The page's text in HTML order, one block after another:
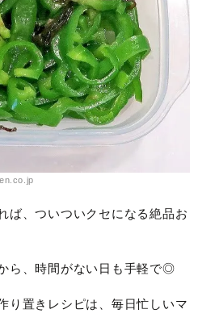
ば、ついついクセになる絶品お
ら、時間がない日も手軽で◎
り置きレシピは、毎日忙しいマ